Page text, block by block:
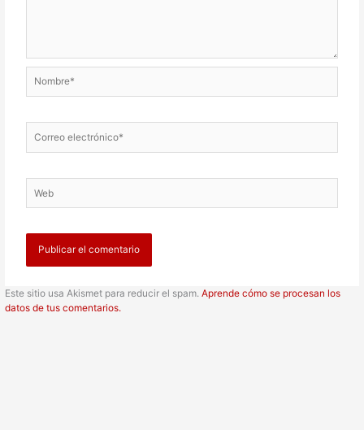
electrónico*
Este sitio usa Akismet para reducir el spam.Aprende cómo se procesan los
datos de tus comentarios.